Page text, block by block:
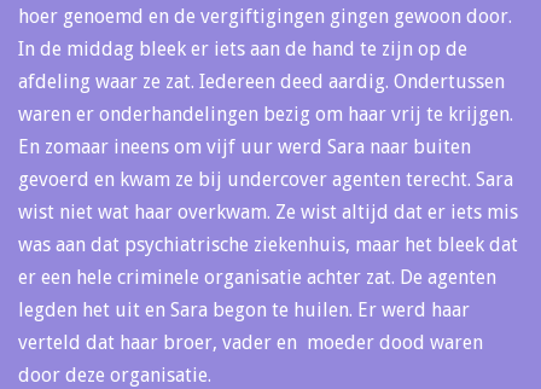
hoer genoemd en de vergiftigingen gingen gewoon door.
In de middag bleek er iets aan de hand te zijn op de
afdeling waar ze zat. Iedereen deed aardig. Ondertussen
waren er onderhandelingen bezig om haar vrij te krijgen.
En zomaar ineens om vijf uur werd Sara naar buiten
gevoerd en kwam ze bij undercover agenten terecht. Sara
wist niet wat haar overkwam. Ze wist altijd dat er iets mis
was aan dat psychiatrische ziekenhuis, maar het bleek dat
er een hele criminele organisatie achter zat. De agenten
legden het uit en Sara begon te huilen. Er werd haar
verteld dat haar broer, vader en moeder dood waren
door deze organisatie.